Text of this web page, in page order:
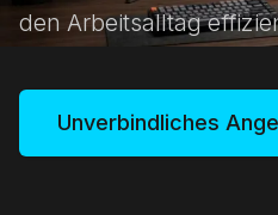
den Arbeitsalltag
Unverbindliches